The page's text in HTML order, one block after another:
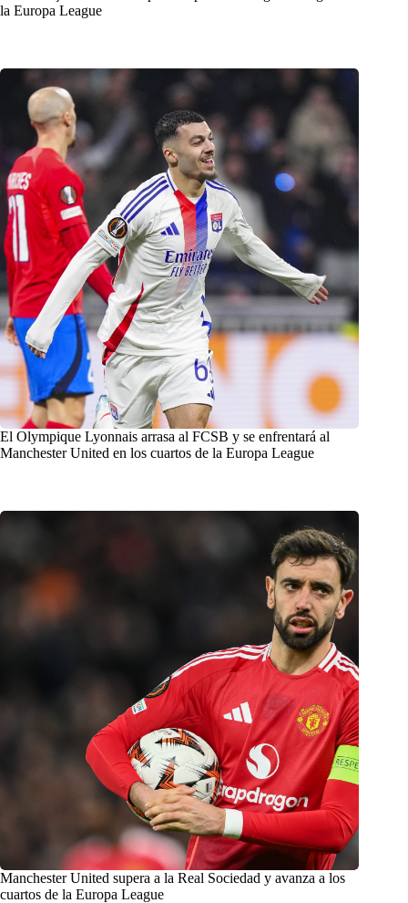
la Europa League
El Olympique Lyonnais arrasa al FCSB y se enfrentará al
Manchester United en los cuartos de la Europa League
Manchester United supera a la Real Sociedad y avanza a los
cuartos de la Europa League